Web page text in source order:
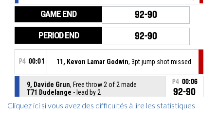
Cliquez ici si vous avez des difficultés à lire les statistiques